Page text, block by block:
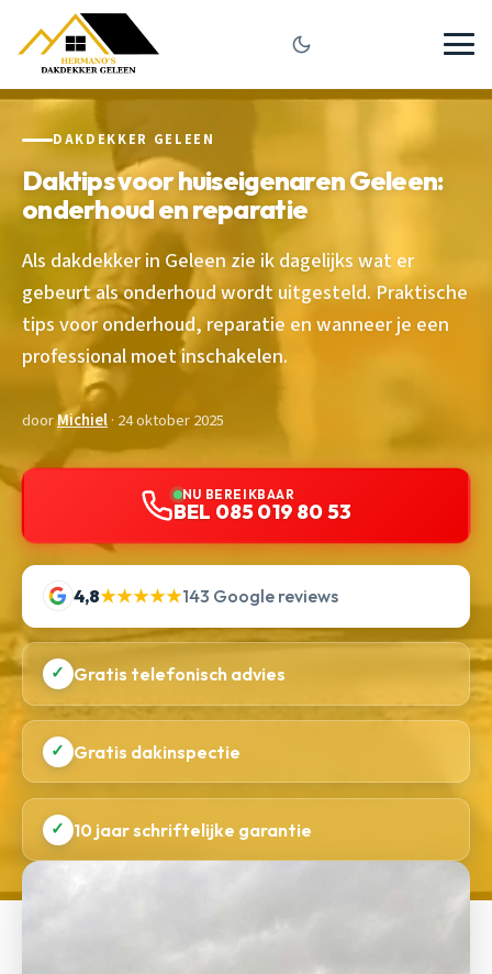
DAKDEKKER GELEEN
Daktips voor huiseigenaren Geleen:
onderhoud en reparatie
Als dakdekker in Geleen zie ik dagelijks wat er
gebeurt als onderhoud wordt uitgesteld. Praktische
tips voor onderhoud, reparatie en wanneer je een
professional moet inschakelen.
doorMichiel· 24 oktober 2025
NU BEREIKBAAR
BEL 085 019 80 53
4,8★★★★★143 Google reviews
✓ Gratis telefonisch advies
✓ Gratis dakinspectie
✓ 10 jaar schriftelijke garantie